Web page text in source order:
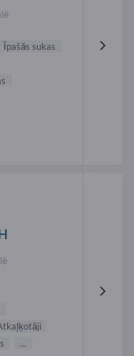
Īpašās sukas
...